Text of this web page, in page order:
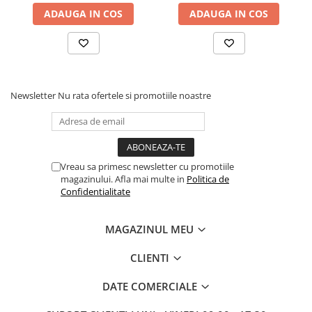
Drum
Imprimante de format mare
Imprimante Foto
Imprimante laser
Multifunctionale Inkjet
Accesorii switch-uri
Access Points & Range Extendere
ADAUGA IN COS ADAUGA IN COS
Newsletter Nu rata ofertele si promotiile noastre
Vreau sa primesc newsletter cu promotiile
magazinului. Afla mai multe in Politica de
Confidentialitate
MAGAZINUL MEU
CLIENTI
DATE COMERCIALE